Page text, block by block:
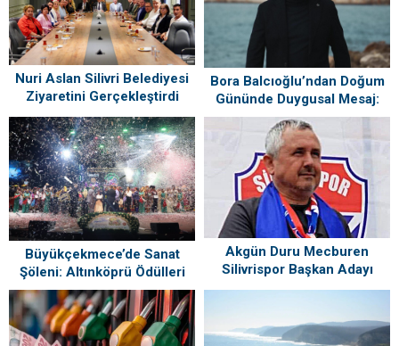
Nuri Aslan Silivri Belediyesi
Ziyaretini Gerçekleştirdi
Bora Balcıoğlu’ndan Doğum
Gününde Duygusal Mesaj:
“Silivri’mi Çok Özlüyorum”
Büyükçekmece’de Sanat
Şöleni: Altınköprü Ödülleri
Sahiplerini Buldu!
Akgün Duru Mecburen
Silivrispor Başkan Adayı